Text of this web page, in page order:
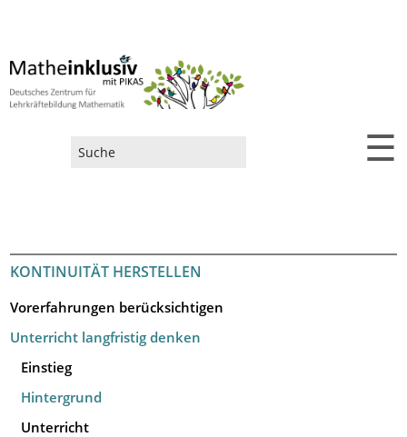
☰
KONTINUITÄT HERSTELLEN
Vorerfahrungen berücksichtigen
Unterricht langfristig denken
Einstieg
Hintergrund
Unterricht